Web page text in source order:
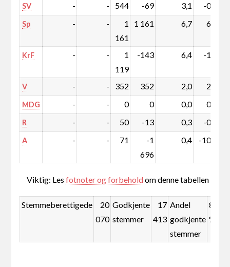
SV - - 544 -69 3,1 -0,5
Sp - -
1
161
1 161 6,7 6,7
KrF - -
1
119
-143 6,4 -1,0
V - - 352 352 2,0 2,0
MDG - - 0 0 0,0 0,0
R - - 50 -13 0,3 -0,1
A - - 71
-1
696
0,4 -10,0
Viktig: Lesfotnoter og forbeholdom denne tabellen
Stemmeberettigede
20
070
Godkjente
stemmer
17
413
Andel
godkjente
stemmer
86,8
%